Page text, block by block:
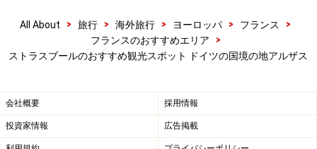
これぞアルザス！なパン屋さんを発見
オルフェーヴル通りレポートはまだまだ続きます！こち
らは、一見普通のパン屋さんですが、置いてあるものが
ひと味違うのです。アルザスの代表的なB級グルメ、プ
All About > 旅行 > 海外旅行 > ヨーロッパ > フランス
>
フランスのおすすめエリア
>
ストラスブールのおすすめ観光スポット ドイツの国境の地アルザス
会社概要 採用情報
投資家情報 広告掲載